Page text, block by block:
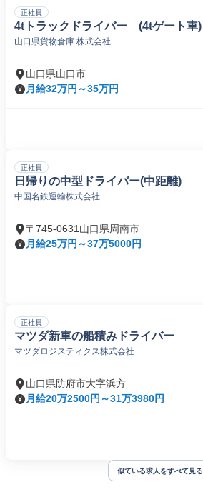
正社員
4tトラックドライバー (4tゲート車)
山口県貨物倉庫 株式会社
山口県山口市
月給32万円～35万円
正社員
日帰りの中型ドライバー(中距離)
中国名鉄運輸株式会社
〒745-0631山口県周南市
月給25万円～37万5000円
正社員
マツダ新車の船積みドライバー
マツダロジスティクス株式会社
山口県防府市大字浜方
月給20万2500円～31万3980円
似ている求人をすべて見る